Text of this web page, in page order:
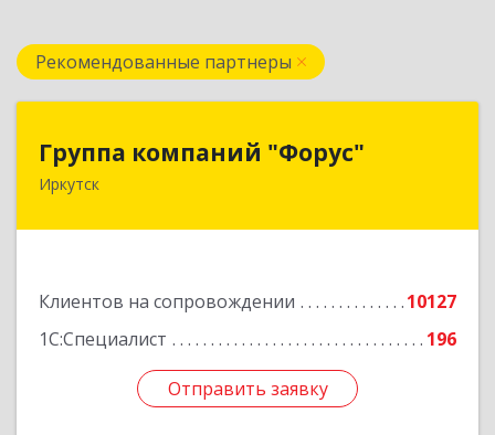
Рекомендованные партнеры
Группа компаний "Форус"
Иркутск
Клиентов на сопровождении
10127
1С:Специалист
196
Отправить заявку
Группа компаний "Форус"
664007, Иркутская обл, Иркутск г, Ямская ул,
Отправить заявку